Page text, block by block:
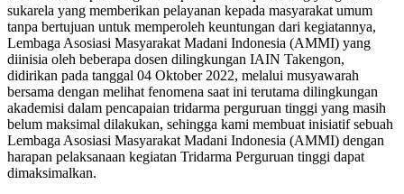
sukarela yang memberikan pelayanan kepada masyarakat umum
tanpa bertujuan untuk memperoleh keuntungan dari kegiatannya,
Lembaga Asosiasi Masyarakat Madani Indonesia (AMMI) yang
diinisia oleh beberapa dosen dilingkungan IAIN Takengon,
didirikan pada tanggal 04 Oktober 2022, melalui musyawarah
bersama dengan melihat fenomena saat ini terutama dilingkungan
akademisi dalam pencapaian tridarma perguruan tinggi yang masih
belum maksimal dilakukan, sehingga kami membuat inisiatif sebuah
Lembaga Asosiasi Masyarakat Madani Indonesia (AMMI) dengan
harapan pelaksanaan kegiatan Tridarma Perguruan tinggi dapat
dimaksimalkan.